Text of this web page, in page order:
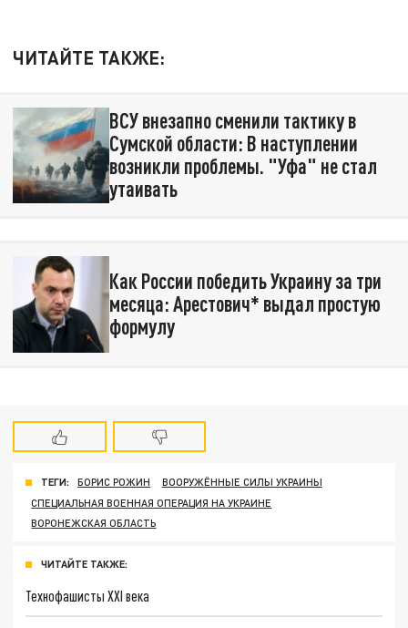
ЧИТАЙТЕ ТАКЖЕ:
ВСУ внезапно сменили тактику в
Сумской области: В наступлении
возникли проблемы. "Уфа" не стал
утаивать
Как России победить Украину за три
месяца: Арестович* выдал простую
формулу
ТЕГИ: БОРИС РОЖИН
ВООРУЖЁННЫЕ СИЛЫ УКРАИНЫ
СПЕЦИАЛЬНАЯ ВОЕННАЯ ОПЕРАЦИЯ НА УКРАИНЕ
ВОРОНЕЖСКАЯ ОБЛАСТЬ
ЧИТАЙТЕ ТАКЖЕ:
Технофашисты XXI века